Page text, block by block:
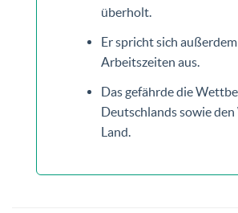
überholt.
Er spricht sich
Arbeitszeiten aus.
Das gefährde die
Deutschlands sowie
Land.